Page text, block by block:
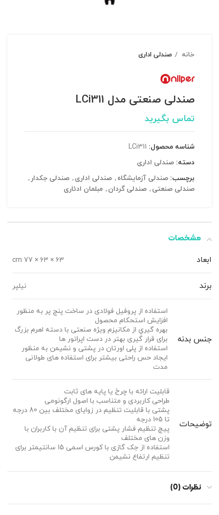
خانه صندلی اداری
صندلی صنعتی مدل LCi311
تماس بگیرید
شناسه محصول: LCi311
دسته: صندلی اداری
برچسب: صندلی آزمایشگاه , صندلی اداری , صندلی جکدار ,
صندلی صنعتی , صندلی گردان , مبلمان ادئاری
مشخصات
ابعاد 63 × 63 × 77 cm
برند نیلپر
جنس بدنه
استفاده از پروفیل فولادی در ساخت پنج پر به منظور
افزایش استحکام محصول
بهره گيري از مکانيزم ویژه صنعتی با دسته اهرم بزرگ
برای قرار گیری بهتر در دست اپراتور ها
استفاده از پلی اورتان در پشتی و نشیمن به منظور
ایجاد حس راحتی بیشتر برای استفاده های طولانی
مدت
توضیحات
قابلیت ارائه با چرخ یا پایه های ثابت
طراحی کاربردی و متناسب با اصول ارگونومی
پشتی با قابلیت تنظیم در زوایای مختلف بین 80 درجه
تا 105 درجه
پیچ تنظیم فشار پشتی برای تنظیم آن با کاربران با
وزن های مختلف
استفاده از جک گازی با کورس اسمی 15 سانتیمتر برای
تنظیم ارتفاع نشیمن
نظرات (0)